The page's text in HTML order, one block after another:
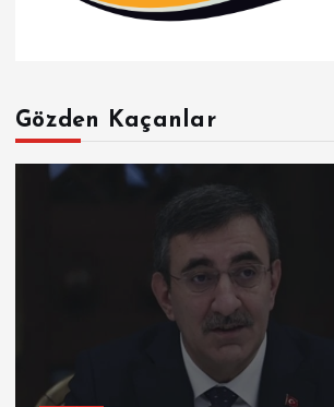
Gözden Kaçanlar